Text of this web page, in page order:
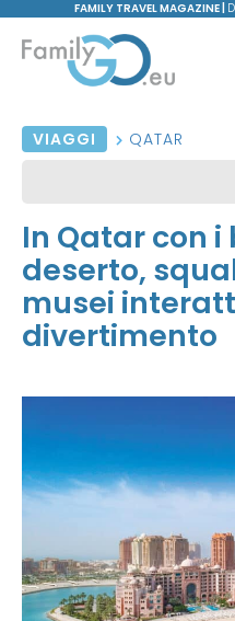
FAMILY TRAVEL MAGAZINE |
VIAGGI QATAR
In Qatar con
deserto,
musei
divertimento